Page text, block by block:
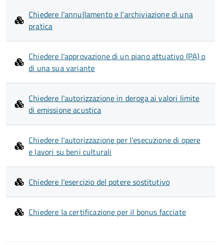
Chiedere l'annullamento e l'archiviazione di una
pratica
Chiedere l'approvazione di un piano attuativo (PA) o
di una sua variante
Chiedere l'autorizzazione in deroga ai valori limite
di emissione acustica
Chiedere l'autorizzazione per l'esecuzione di opere
e lavori su beni culturali
Chiedere l'esercizio del potere sostitutivo
Chiedere la certificazione per il bonus facciate